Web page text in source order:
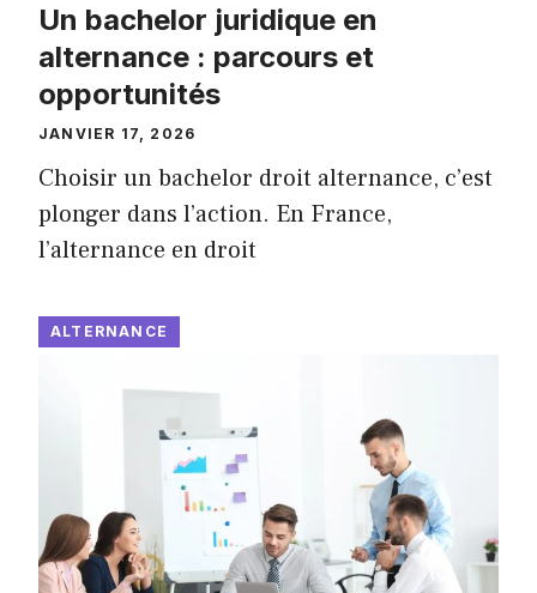
Un bachelor juridique en
alternance : parcours et
opportunités
JANVIER 17, 2026
Choisir un bachelor droit alternance, c’est
plonger dans l’action. En France,
l’alternance en droit
ALTERNANCE